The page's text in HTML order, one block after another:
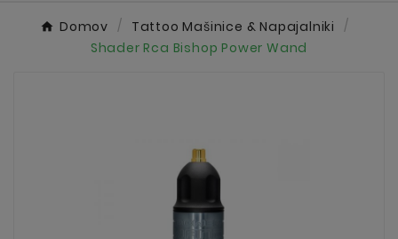
Domov
Tattoo Mašinice & Napajalniki
Shader Rca Bishop Power Wand